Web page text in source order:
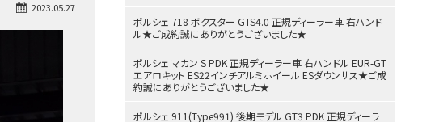
2023.05.27
ポルシェ 718 ボクスター GTS4.0 正規ディーラー車 右ハンド
ル★ご成約誠にありがとうございました★
ポルシェ マカン S PDK 正規ディーラー車 右ハンドル EUR-GT
エアロキット ES22インチアルミホイール ESダウンサス★ご成
約誠にありがとうございました★
ポルシェ 911(Type991) 後期モデル GT3 PDK 正規ディーラ